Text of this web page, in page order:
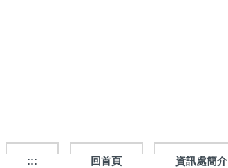
:::
回首頁
資訊處簡介